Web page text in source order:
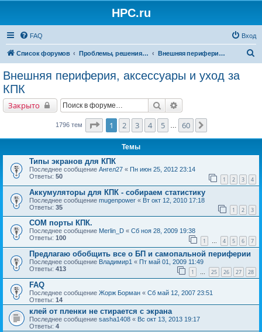
HPC.ru
FAQ Вход
Список форумов Проблемы, решения, советы Внешняя периферия, аксессуары и уход за КПК
Внешняя периферия, аксессуары и уход за
КПК
Закрыто Поиск
1796 тем Страница1 из
1 2 3 4 5 60
Темы
Типы экранов для КПК
Последнее сообщение Ангел27 « Пн июн 25, 2012 23:14
Ответы: 50 1 2 3 4
Аккумуляторы для КПК - собираем статистику
Последнее сообщение mugenpower « Вт окт 12, 2010 17:18
Ответы: 35 1 2 3
COM порты КПК.
Последнее сообщение Merlin_D « Сб ноя 28, 2009 19:38
Ответы: 100 1 … 4 5 6 7
Предлагаю обобщить все о БП и самопальной периферии
Последнее сообщение Владимир1 « Пт май 01, 2009 11:49
Ответы: 413 1 … 25 26 27 28
FAQ
Последнее сообщение Жорж Борман « Сб май 12, 2007 23:51
Ответы: 14
клей от пленки не стирается с экрана
Последнее сообщение sasha1408 « Вс окт 13, 2013 19:17
Ответы: 4